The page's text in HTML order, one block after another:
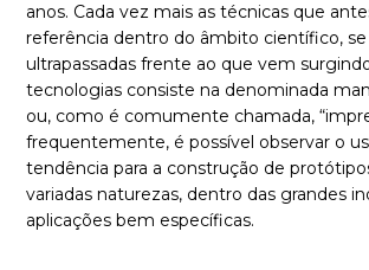
anos. Cada vez mais as técnicas que
referência dentro do âmbito científico,
ultrapassadas frente ao que vem
tecnologias consiste na denominada
ou, como é comumente chamada,
frequentemente, é possível observar o
tendência para a construção de
variadas naturezas, dentro das grandes
aplicações bem específicas.